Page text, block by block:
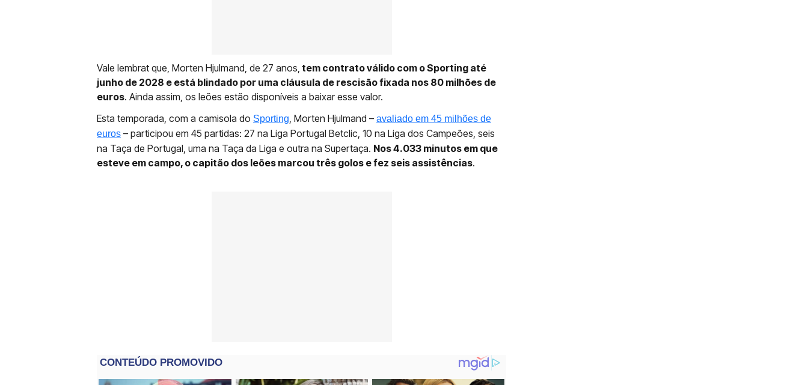
Vale lembrat que, Morten Hjulmand, de 27 anos, tem contrato válido com o Sporting até
junho de 2028 e está blindado por uma cláusula de rescisão fixada nos 80 milhões de
euros. Ainda assim, os leões estão disponíveis a baixar esse valor.
Esta temporada, com a camisola do Sporting , Morten Hjulmand – avaliado em 45 milhões de
euros – participou em 45 partidas: 27 na Liga Portugal Betclic, 10 na Liga dos Campeões, seis
na Taça de Portugal, uma na Taça da Liga e outra na Supertaça. Nos 4.033 minutos em que
esteve em campo, o capitão dos leões marcou três golos e fez seis assistências.